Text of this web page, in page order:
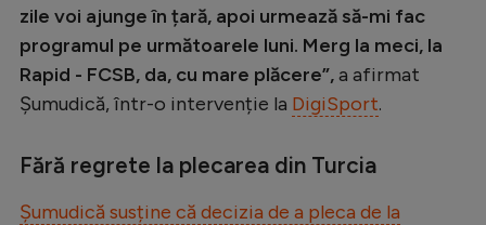
zile voi ajunge în țară, apoi urmează să-mi fac
programul pe următoarele luni. Merg la meci, la
Rapid - FCSB, da, cu mare plăcere”,a afirmat
Șumudică, într-o intervenție la DigiSport.
Fără regrete la plecarea din Turcia
Șumudică susține că decizia de a pleca de la